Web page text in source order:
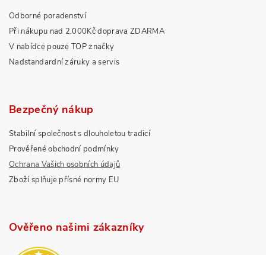
Odborné poradenství
Při nákupu nad 2.000Kč doprava ZDARMA
V nabídce pouze TOP značky
Nadstandardní záruky a servis
Bezpečný nákup
Stabilní společnost s dlouholetou tradicí
Prověřené obchodní podmínky
Ochrana Vašich osobních údajů
Zboží splňuje přísné normy EU
Ověřeno našimi zákazníky